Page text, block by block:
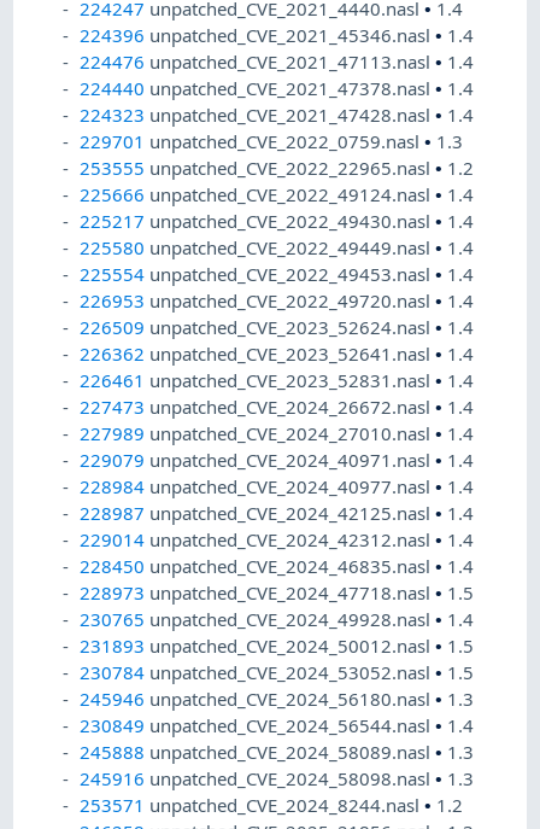
224247 unpatched_CVE_2021_4440.nasl• 1.4
224396 unpatched_CVE_2021_45346.nasl• 1.4
224476 unpatched_CVE_2021_47113.nasl• 1.4
224440 unpatched_CVE_2021_47378.nasl• 1.4
224323 unpatched_CVE_2021_47428.nasl• 1.4
229701 unpatched_CVE_2022_0759.nasl• 1.3
253555 unpatched_CVE_2022_22965.nasl• 1.2
225666 unpatched_CVE_2022_49124.nasl• 1.4
225217 unpatched_CVE_2022_49430.nasl• 1.4
225580 unpatched_CVE_2022_49449.nasl• 1.4
225554 unpatched_CVE_2022_49453.nasl• 1.4
226953 unpatched_CVE_2022_49720.nasl• 1.4
226509 unpatched_CVE_2023_52624.nasl• 1.4
226362 unpatched_CVE_2023_52641.nasl• 1.4
226461 unpatched_CVE_2023_52831.nasl• 1.4
227473 unpatched_CVE_2024_26672.nasl• 1.4
227989 unpatched_CVE_2024_27010.nasl• 1.4
229079 unpatched_CVE_2024_40971.nasl• 1.4
228984 unpatched_CVE_2024_40977.nasl• 1.4
228987 unpatched_CVE_2024_42125.nasl• 1.4
229014 unpatched_CVE_2024_42312.nasl• 1.4
228450 unpatched_CVE_2024_46835.nasl• 1.4
228973 unpatched_CVE_2024_47718.nasl• 1.5
230765 unpatched_CVE_2024_49928.nasl• 1.4
231893 unpatched_CVE_2024_50012.nasl• 1.5
230784 unpatched_CVE_2024_53052.nasl• 1.5
245946 unpatched_CVE_2024_56180.nasl• 1.3
230849 unpatched_CVE_2024_56544.nasl• 1.4
245888 unpatched_CVE_2024_58089.nasl• 1.3
245916 unpatched_CVE_2024_58098.nasl• 1.3
253571 unpatched_CVE_2024_8244.nasl• 1.2